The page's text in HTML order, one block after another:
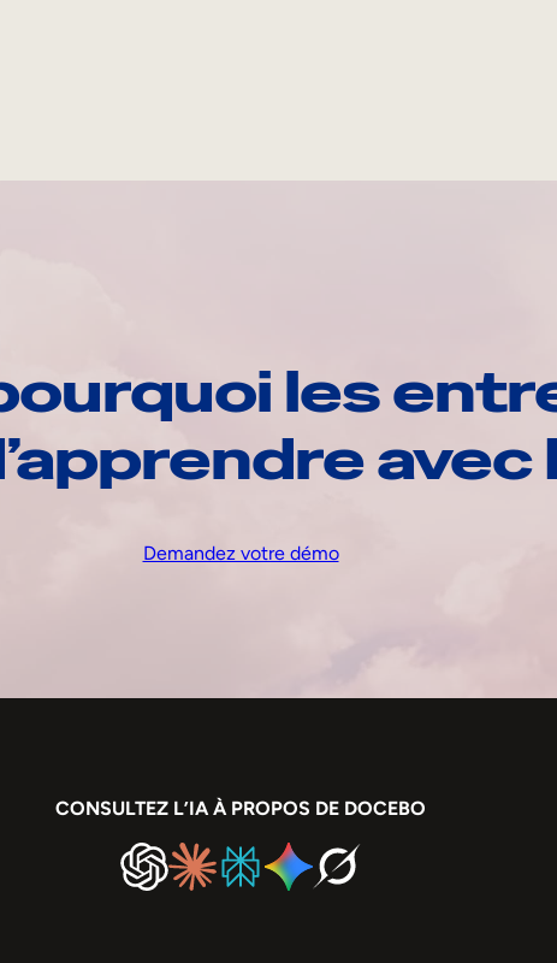
les
avec
Demandez votre démo
CONSULTEZ L’IA À PROPOS DE DOCEBO